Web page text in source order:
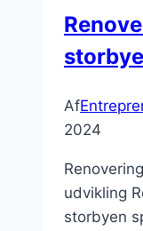
Af
2024
udvikling
storbyen